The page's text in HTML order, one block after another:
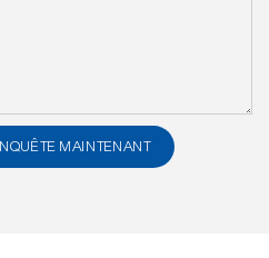
MAINTENANT